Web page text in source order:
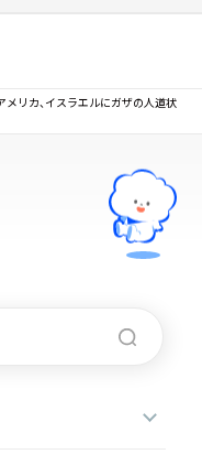
メリカ、イスラエルにガザの人道状